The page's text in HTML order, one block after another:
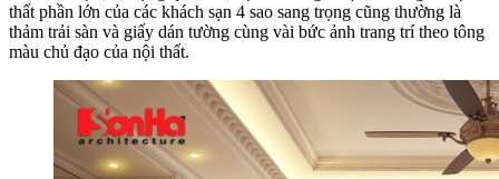
thất phần lớn của các khách sạn 4 sao sang trọng cũng thường là
thảm trải sàn và giấy dán tường cùng vài bức ảnh trang trí theo tông
màu chủ đạo của nội thất.